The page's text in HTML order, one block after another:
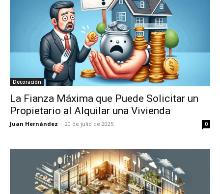
Decoración
La Fianza Máxima que Puede Solicitar un
Propietario al Alquilar una Vivienda
Juan Hernández - 20 de julio de 2025 0